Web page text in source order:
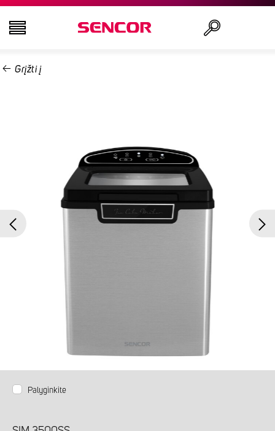
NAMŲ ŪKIO PREKĖS
GROŽIO IR SVEIKATOS PREKĖS
Grįžti į
Palyginkite